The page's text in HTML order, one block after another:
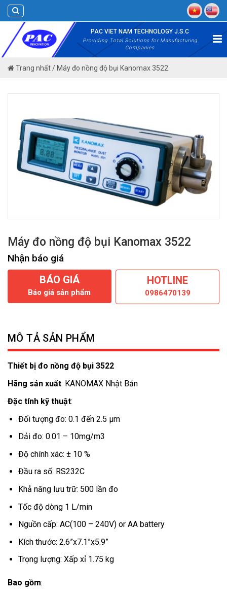
Skip
to
content
PAC VIET NAM TECHNOLOGY J.S.C
Providing Total Solutions for Manufacturing
Companies
Trang nhất/ Máy đo nồng độ bụi Kanomax 3522
Máy đo nồng độ bụi Kanomax 3522
Nhận báo giá
BÁO GIÁ
Báo giá sản phẩm
HOTLINE
0986470139
MÔ TẢ SẢN PHẨM
Thiết bị đo nồng độ bụi 3522
Hãng sản xuất: KANOMAX Nhật Bản
Đặc tính kỹ thuật:
Đối tượng đo: 0.1 đến 2.5 μm
Dải đo: 0.01 – 10mg/m3
Độ chính xác: ± 10 %
Đầu ra số: RS232C
Khả năng lưu trữ: 500 lần đo
Tốc độ dòng 1 L/min
Nguồn cấp: AC(100 – 240V) or AA battery
Kích thước: 2.6”x7.1”x5.9”
Trọng lượng: Xấp xỉ 1.75 kg
Bao gồm: